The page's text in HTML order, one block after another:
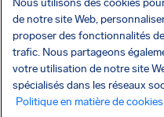
OBTENEZ
Nous utilisons des cookies
de notre site Web,
proposer des fonctionnalités
trafic. Nous partageons
votre utilisation de notre site
spécialisés dans les réseaux
Politique en matière de cookies